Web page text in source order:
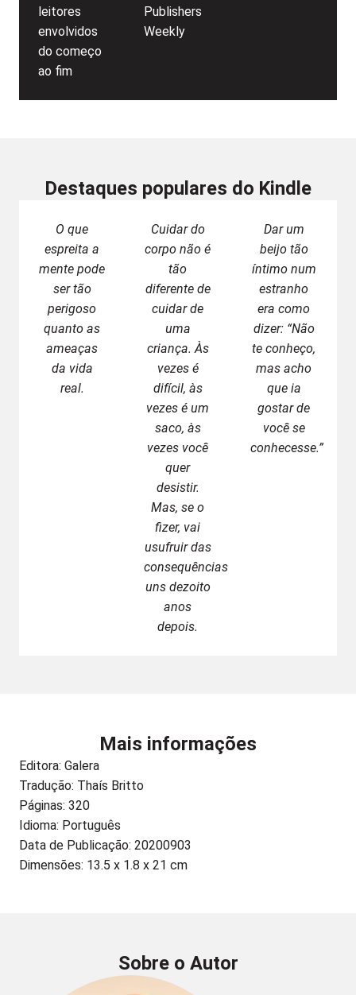
leitores
envolvidos
do começo
ao fim
Publishers
Weekly
Destaques populares do Kindle
O que
espreita a
mente pode
ser tão
perigoso
quanto as
ameaças
da vida
real.
Cuidar do
corpo não é
tão
diferente de
cuidar de
uma
criança. Às
vezes é
difícil, às
vezes é um
saco, às
vezes você
quer
desistir.
Mas, se o
fizer, vai
usufruir das
consequências
uns dezoito
anos
depois.
Dar um
beijo tão
íntimo num
estranho
era como
dizer: “Não
te conheço,
mas acho
que ia
gostar de
você se
conhecesse.”
Mais informações
Editora: Galera
Tradução: Thaís Britto
Páginas: 320
Idioma: Português
Data de Publicação: 20200903
Dimensões: 13.5 x 1.8 x 21 cm
Sobre o Autor